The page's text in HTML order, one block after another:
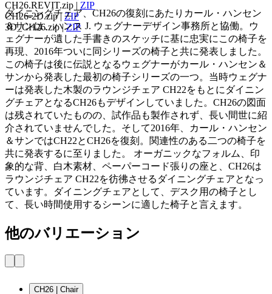
CH26.REVIT.zip | ZIP
CH26-2D.zip|ZIP
3D_CH26.zip|ZIP
ダイニングチェア、CH26の復刻にあたりカール・ハンセン
＆サンは、ハンス J. ウェグナーデザイン事務所と協働。ウ
ェグナーが遺した手書きのスケッチに基に忠実にこの椅子を
再現、2016年ついに同シリーズの椅子と共に発表しました。
この椅子は後に伝説となるウェグナーがカール・ハンセン＆
サンから発表した最初の椅子シリーズの一つ。当時ウェグナ
ーは発表した木製のラウンジチェア CH22をもとにダイニン
グチェアとなるCH26もデザインしていました。CH26の図面
は残されていたものの、試作品も製作されず、長い間世に紹
介されていませんでした。そして2016年、カール・ハンセン
＆サンではCH22とCH26を復刻。関連性のある二つの椅子を
共に発表するに至りました。 オーガニックなフォルム、印
象的な背、白木素材、ペーパーコード張りの座と、CH26は
ラウンジチェア CH22を彷彿させるダイニングチェアとなっ
ています。ダイニングチェアとして、デスク用の椅子とし
て、長い時間使用するシーンに適した椅子と言えます。
他のバリエーション
CH26 | Chair